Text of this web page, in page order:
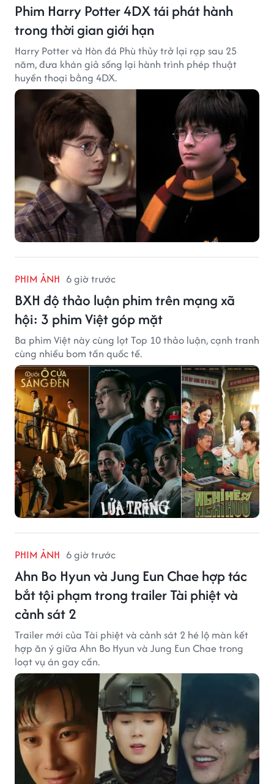
Phim Harry Potter 4DX tái phát hành
trong thời gian giới hạn
Harry Potter và Hòn đá Phù thủy trở lại rạp sau 25
năm, đưa khán giả sống lại hành trình phép thuật
huyền thoại bằng 4DX.
PHIM ẢNH 6 giờ trước
BXH độ thảo luận phim trên mạng xã
hội: 3 phim Việt góp mặt
Ba phim Việt này cùng lọt Top 10 thảo luận, cạnh tranh
cùng nhiều bom tấn quốc tế.
PHIM ẢNH 6 giờ trước
Ahn Bo Hyun và Jung Eun Chae hợp tác
bắt tội phạm trong trailer Tài phiệt và
cảnh sát 2
Trailer mới của Tài phiệt và cảnh sát 2 hé lộ màn kết
hợp ăn ý giữa Ahn Bo Hyun và Jung Eun Chae trong
loạt vụ án gay cấn.